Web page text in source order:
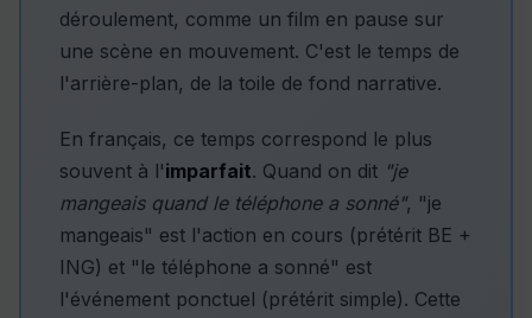
déroulement, comme un film en pause sur
une scène en mouvement. C'est le temps de
l'arrière-plan, de la toile de fond narrative.
En français, ce temps correspond le plus
souvent à l'imparfait. Quand on dit "je
mangeais quand le téléphone a sonné", "je
mangeais" est l'action en cours (prétérit BE +
ING) et "le téléphone a sonné" est
l'événement ponctuel (prétérit simple). Cette